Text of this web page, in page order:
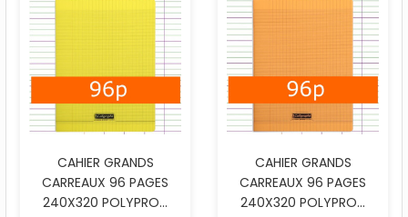
CAHIER GRANDS
CARREAUX 96 PAGES
240X320 POLYPRO...
CAHIER GRANDS
CARREAUX 96 PAGES
240X320 POLYPRO...